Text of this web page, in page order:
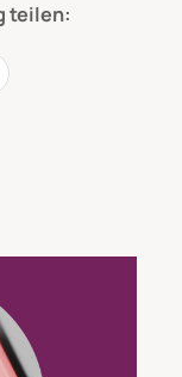
teilen: